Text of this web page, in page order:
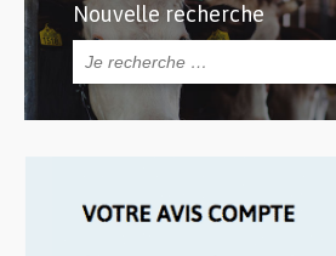
Nouvelle recherche